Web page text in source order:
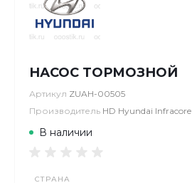
НАСОС ТОРМОЗНОЙ
Артикул ZUAH-00505
Производитель HD Hyundai Infracore
В наличии
СТРАНА